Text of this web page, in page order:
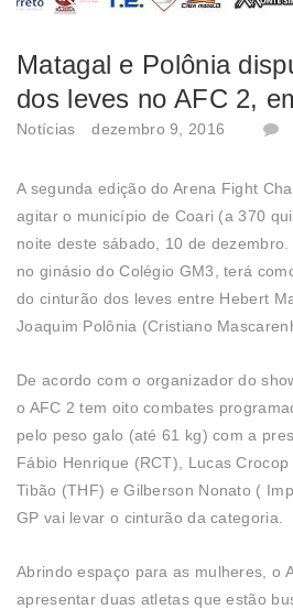
Matagal e Polônia
dos leves no AFC 2,
Notícias dezembro 9, 2016
A segunda edição do Arena Fight
agitar o município de Coari (a 370
noite deste sábado, 10 de
no ginásio do Colégio GM3, terá
do cinturão dos leves entre Hebert
Joaquim Polônia (Cristiano
De acordo com o organizador do
o AFC 2 tem oito combates
pelo peso galo (até 61 kg) com a
Fábio Henrique (RCT), Lucas
Tibão (THF) e Gilberson Nonato (
GP vai levar o cinturão da categoria.
Abrindo espaço para as mulheres, o
apresentar duas atletas que estão